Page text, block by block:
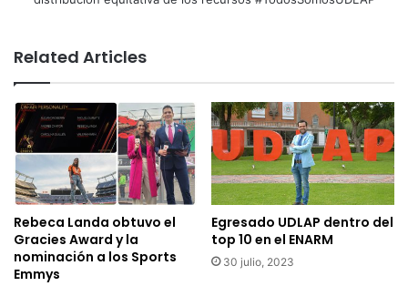
Related Articles
Rebeca Landa obtuvo el
Gracies Award y la
nominación a los Sports
Emmys
Egresado UDLAP dentro del
top 10 en el ENARM
30 julio, 2023